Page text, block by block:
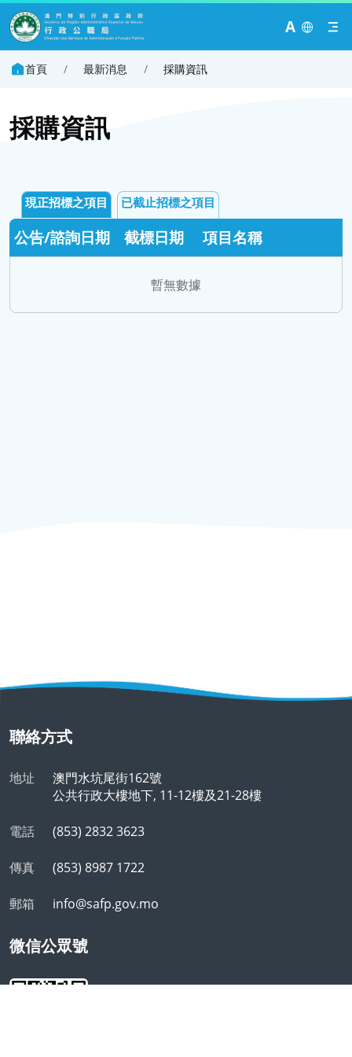
A
首頁 / 最新消息 / 採購資訊
採購資訊
現正招標之項目 已截止招標之項目
公告/諮詢日期 截標日期 項目名稱
暫無數據
聯絡方式
地址
澳門水坑尾街162號
公共行政大樓地下, 11-12樓及21-28樓
電話 (853) 2832 3623
傳真 (853) 8987 1722
郵箱 info@safp.gov.mo
微信公眾號